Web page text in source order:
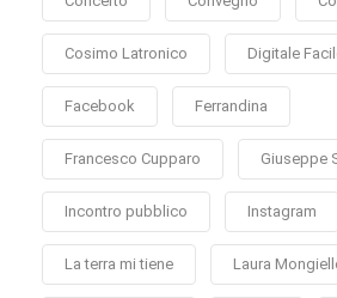
Cosimo Latronico Digitale
Facebook Ferrandina
Francesco Cupparo Giuseppe
Incontro pubblico Instagram
La terra mi tiene Laura